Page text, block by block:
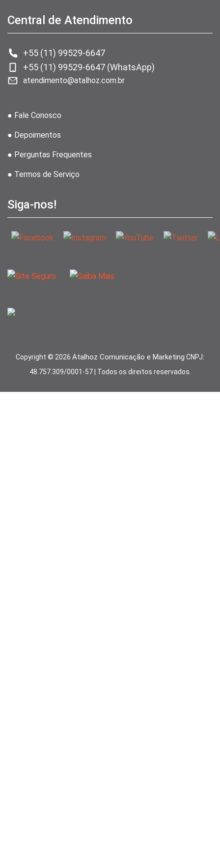
Central de Atendimento
+55 (11) 99529-6647
+55 (11) 99529-6647 (WhatsApp)
atendimento@atalhoz.com.br
● Fale Conosco
● Depoimentos
● Perguntas Frequentes
● Termos de Serviço
Siga-nos!
Copyright © 2026 Atalhoz Comunicação e Marketing CNPJ:
48.757.309/0001-57 | Todos os direitos reservados.